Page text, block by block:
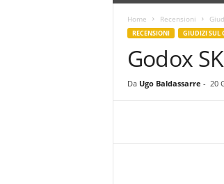
i
Home Recensioni
RECENSIONI GIUDIZI SUL
Godox
Da Ugo Baldassarre - 20